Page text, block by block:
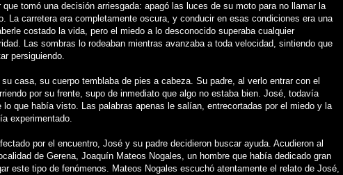
tomó una decisión arriesgada: apagó las luces de su moto para no llamar la
La carretera era completamente oscura, y conducir en esas condiciones era una
costado la vida, pero el miedo a lo desconocido superaba cualquier
Las sombras lo rodeaban mientras avanzaba a toda velocidad, sintiendo que
persiguiendo.
casa, su cuerpo temblaba de pies a cabeza. Su padre, al verlo entrar con el
por su frente, supo de inmediato que algo no estaba bien. José, todavía
lo que había visto. Las palabras apenas le salían, entrecortadas por el miedo y la
experimentado.
por el encuentro, José y su padre decidieron buscar ayuda. Acudieron al
de Gerena, Joaquín Mateos Nogales, un hombre que había dedicado gran
este tipo de fenómenos. Mateos Nogales escuchó atentamente el relato de José,